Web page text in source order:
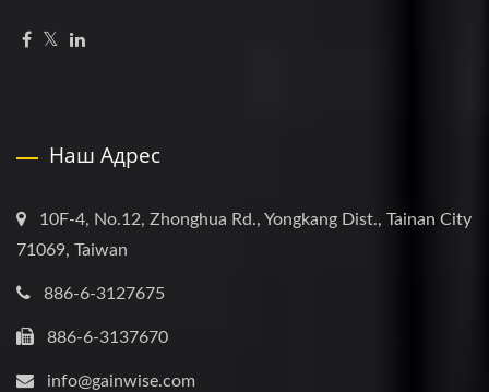
Наш Адрес
10F-4, No.12, Zhonghua Rd., Yongkang Dist., Tainan City
71069, Taiwan
886-6-3127675
886-6-3137670
info@gainwise.com